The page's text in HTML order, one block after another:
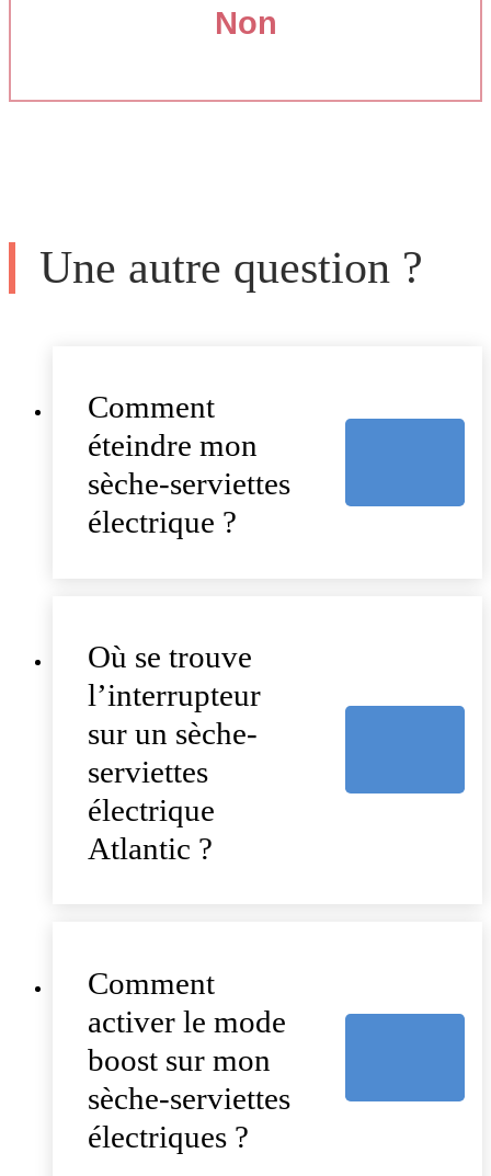
Non
Une autre question ?
Comment
éteindre mon
sèche-serviettes
électrique ?
Où se trouve
l’interrupteur
sur un sèche-
serviettes
électrique
Atlantic ?
Comment
activer le mode
boost sur mon
sèche-serviettes
électriques ?